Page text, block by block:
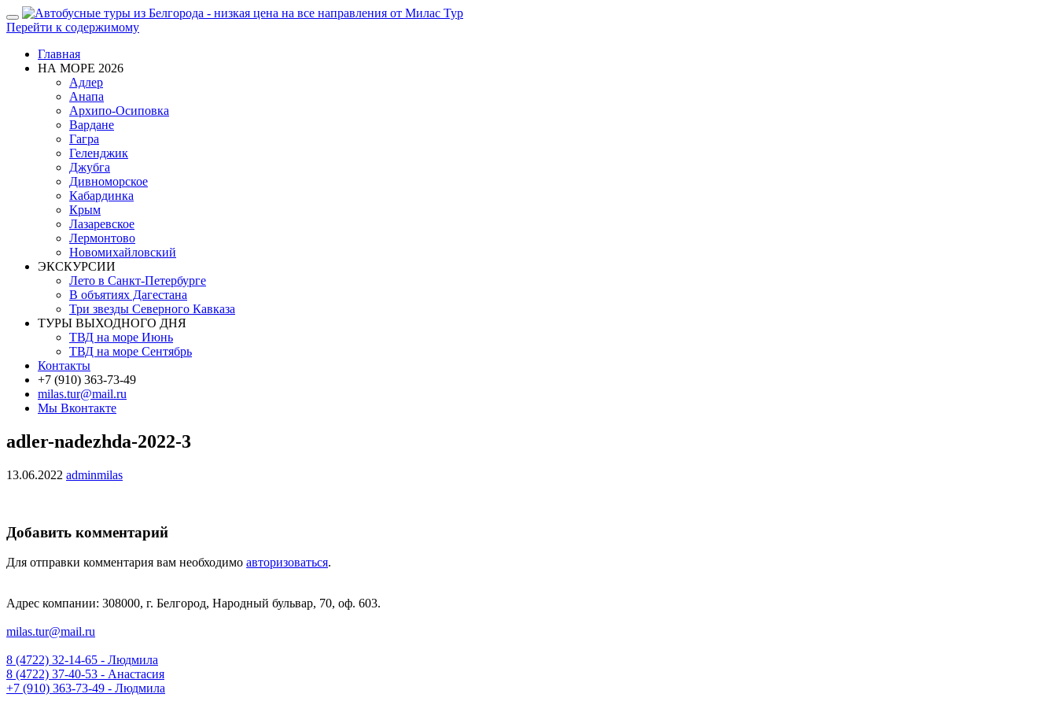
Показать/
Скрыть
Перейти к содержимому
Главная
НА МОРЕ 2026
Адлер
Анапа
Архипо-Осиповка
Вардане
Гагра
Геленджик
Джубга
Дивноморское
Кабардинка
Крым
Лазаревское
Лермонтово
Новомихайловский
ЭКСКУРСИИ
Лето в Санкт-Петербурге
В объятиях Дагестана
Три звезды Северного Кавказа
ТУРЫ ВЫХОДНОГО ДНЯ
ТВД на море Июнь
ТВД на море Сентябрь
Контакты
+7 (910) 363-73-49
milas.tur@mail.ru
Мы Вконтакте
adler-nadezhda-2022-3
13.06.2022 adminmilas
Добавить комментарий
Для отправки комментария вам необходимо авторизоваться.
Адрес компании: 308000, г. Белгород, Народный бульвар, 70, оф. 603.
milas.tur@mail.ru
8 (4722) 32-14-65 - Людмила
8 (4722) 37-40-53 - Анастасия
+7 (910) 363-73-49 - Людмила